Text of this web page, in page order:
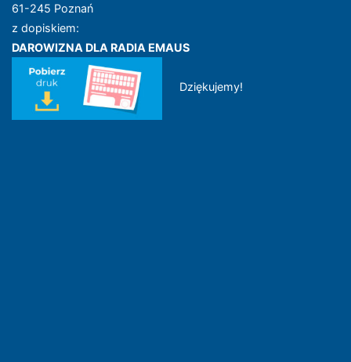
61-245 Poznań
z dopiskiem:
DAROWIZNA DLA RADIA EMAUS
Dziękujemy!